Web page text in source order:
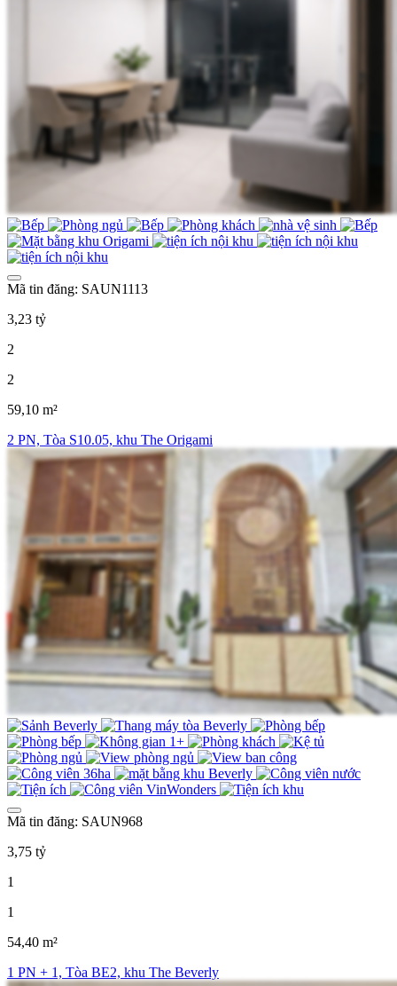
Mã tin đăng: SAUN1113
3,23 tỷ
2
2
59,10 m²
2 PN, Tòa S10.05, khu The Origami
Mã tin đăng: SAUN968
3,75 tỷ
1
1
54,40 m²
1 PN + 1, Tòa BE2, khu The Beverly